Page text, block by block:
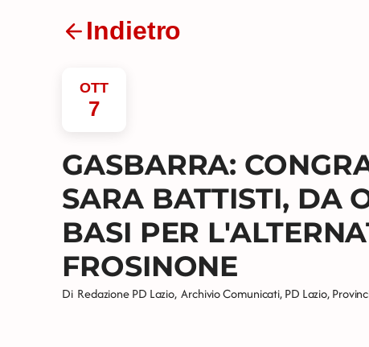
Indietro
OTT
7
GASBARRA:
SARA BATTISTI, DA
BASI PER
FROSINONE
Di Redazione PD Lazio, Archivio Comunicati,PD Lazio,